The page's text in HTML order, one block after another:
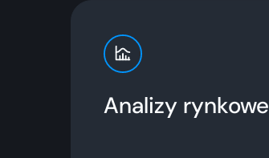
Analizy rynkowe